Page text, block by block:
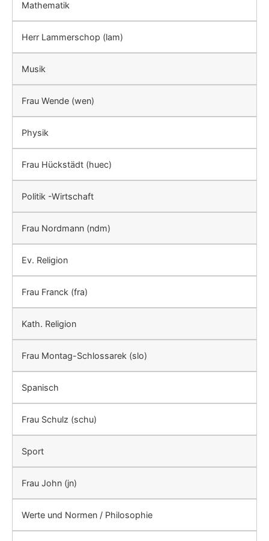
Mathematik
Herr Lammerschop (lam)
Musik
Frau Wende (wen)
Physik
Frau Hückstädt (huec)
Politik -Wirtschaft
Frau Nordmann (ndm)
Ev. Religion
Frau Franck (fra)
Kath. Religion
Frau Montag-Schlossarek (slo)
Spanisch
Frau Schulz (schu)
Sport
Frau John (jn)
Werte und Normen / Philosophie